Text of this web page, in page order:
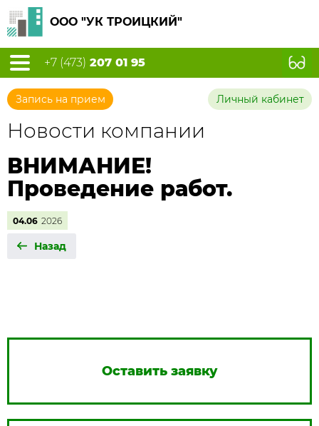
ООО "УК ТРОИЦКИЙ"
+7 (473) 207 01 95
Запись на прием Личный кабинет
Новости компании
ВНИМАНИЕ!
Проведение работ.
04.06 2026
Назад
Оставить заявку